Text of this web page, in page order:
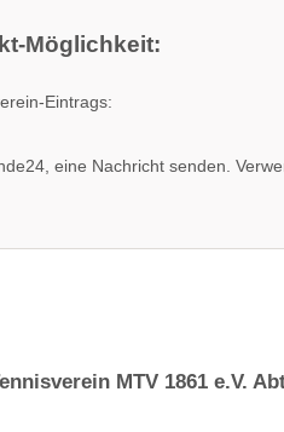
Möglichkeit:
Eintrags:
eine Nachricht senden.
MTV 1861 e.V.